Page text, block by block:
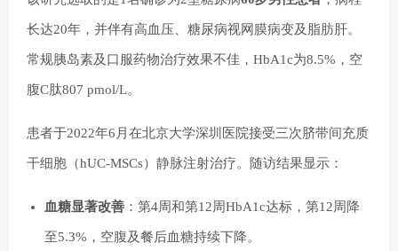
长达20年，并伴有高血压、糖尿病视网膜病变及脂肪肝。
常规胰岛素及口服药物治疗效果不佳，HbA1c为8.5%，空
腹C肽807 pmol/L。
患者于2022年6月在北京大学深圳医院接受三次脐带间充质
干细胞（hUC-MSCs）静脉注射治疗。随访结果显示：
血糖显著改善 ：第4周和第12周HbA1c达标，第12周降
至5.3%，空腹及餐后血糖持续下降。